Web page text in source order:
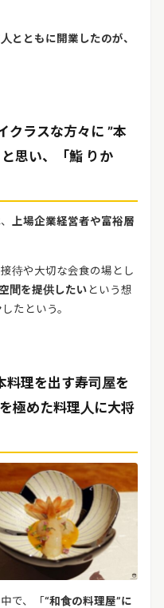
とともに開業したのが、
クラスな方々に ”本
思い、「鮨 りか
、
上場企業経営者や富裕層
待や大切な会食の場とし
間を提供したい という想
したという。
料理を出す寿司屋を
極めた料理人に大将
で、「“和食の料理屋”に